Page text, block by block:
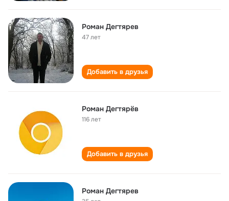
Роман Дегтярев
47 лет
Добавить в друзья
Роман Дегтярёв
116 лет
Добавить в друзья
Роман Дегтярев